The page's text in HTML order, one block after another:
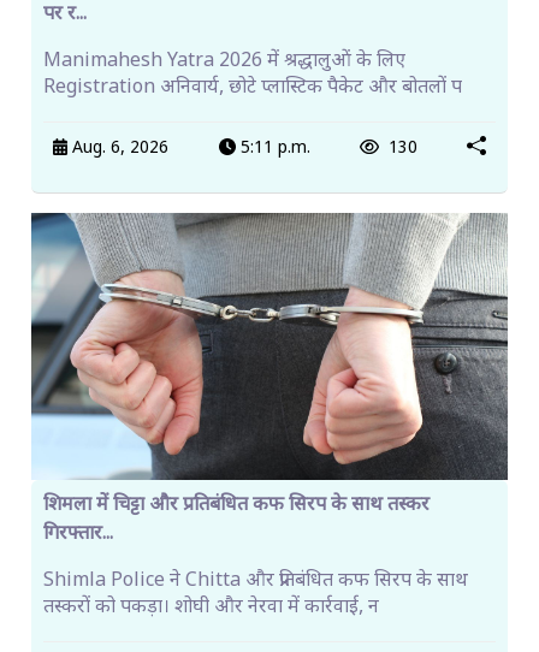
पर र...
Manimahesh Yatra 2026 में श्रद्धालुओं के लिए
Registration अनिवार्य, छोटे प्लास्टिक पैकेट और बोतलों प
Aug. 6, 2026 5:11 p.m. 130
शिमला में चिट्टा और प्रतिबंधित कफ सिरप के साथ तस्कर
गिरफ्तार...
Shimla Police ने Chitta और प्रतिबंधित कफ सिरप के साथ
तस्करों को पकड़ा। शोघी और नेरवा में कार्रवाई, न